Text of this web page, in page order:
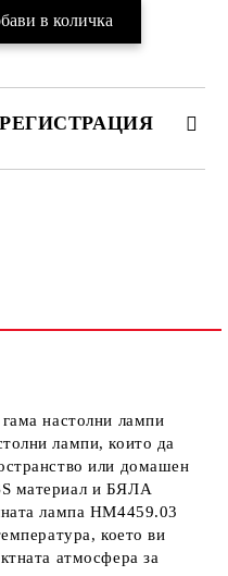
настолни лампи
лампи, които да
или домашен
материал и БЯЛА
лампа HM4459.03
което ви
атмосфера за